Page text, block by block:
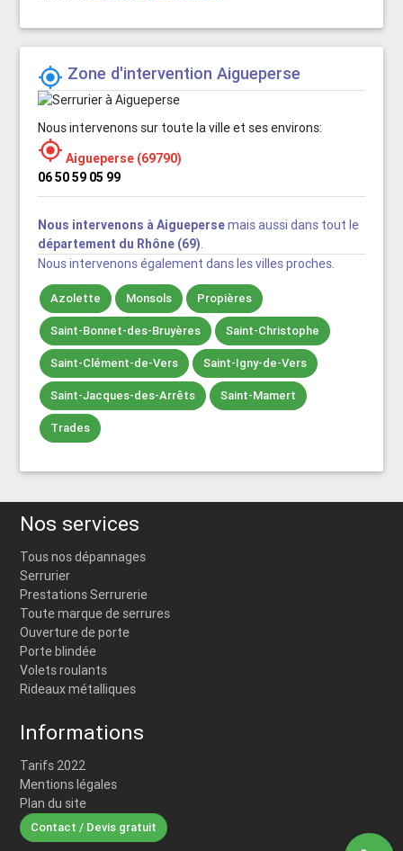
 Zone d'intervention Aigueperse
Nous intervenons sur toute la ville et ses environs:
 Aigueperse (69790)
06 50 59 05 99
Nous intervenons à Aiguepersemais aussi dans tout le
département du Rhône (69)
Nous intervenons également dans les villes proches.
Azolette Monsols Propières
Saint-Bonnet-des-Bruyères Saint-Christophe
Saint-Clément-de-Vers Saint-Igny-de-Vers
Saint-Jacques-des-Arrêts Saint-Mamert
Trades
Nos services
Tous nos dépannages
Serrurier
Prestations Serrurerie
Toute marque de serrures
Ouverture de porte
Porte blindée
Volets roulants
Rideaux métalliques
Informations
Tarifs 2022
Mentions légales
Plan du site
Contact / Devis gratuit